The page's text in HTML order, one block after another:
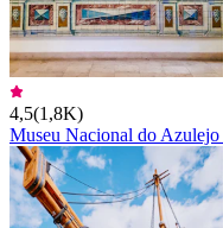
4,5(1,8K)
Museu Nacional do Azulejo